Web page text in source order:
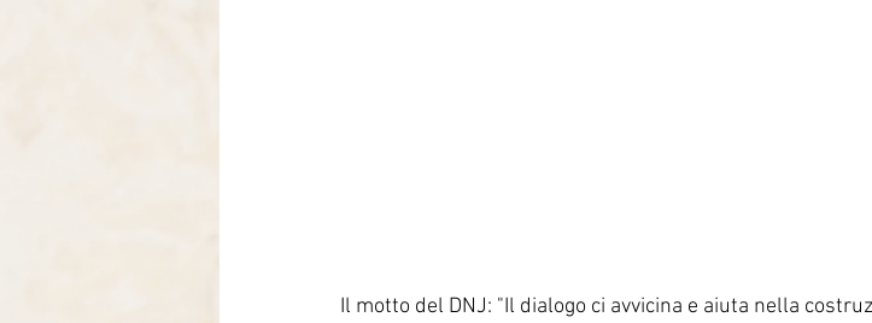
Il motto del DNJ: "Il dialogo ci avvicina e aiuta nella